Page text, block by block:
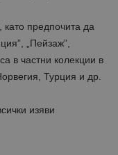
като предпочита да
„Пейзаж”,
в частни колекции в
Турция и др.
изяви